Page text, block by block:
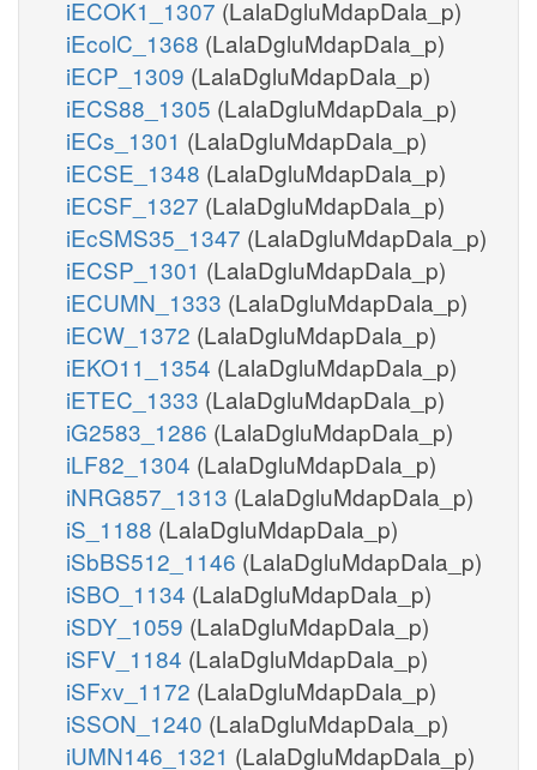
iECOK1_1307 (LalaDgluMdapDala_p)
iEcolC_1368 (LalaDgluMdapDala_p)
iECP_1309 (LalaDgluMdapDala_p)
iECS88_1305 (LalaDgluMdapDala_p)
iECs_1301 (LalaDgluMdapDala_p)
iECSE_1348 (LalaDgluMdapDala_p)
iECSF_1327 (LalaDgluMdapDala_p)
iEcSMS35_1347 (LalaDgluMdapDala_p)
iECSP_1301 (LalaDgluMdapDala_p)
iECUMN_1333 (LalaDgluMdapDala_p)
iECW_1372 (LalaDgluMdapDala_p)
iEKO11_1354 (LalaDgluMdapDala_p)
iETEC_1333 (LalaDgluMdapDala_p)
iG2583_1286 (LalaDgluMdapDala_p)
iLF82_1304 (LalaDgluMdapDala_p)
iNRG857_1313 (LalaDgluMdapDala_p)
iS_1188 (LalaDgluMdapDala_p)
iSbBS512_1146 (LalaDgluMdapDala_p)
iSBO_1134 (LalaDgluMdapDala_p)
iSDY_1059 (LalaDgluMdapDala_p)
iSFV_1184 (LalaDgluMdapDala_p)
iSFxv_1172 (LalaDgluMdapDala_p)
iSSON_1240 (LalaDgluMdapDala_p)
iUMN146_1321 (LalaDgluMdapDala_p)